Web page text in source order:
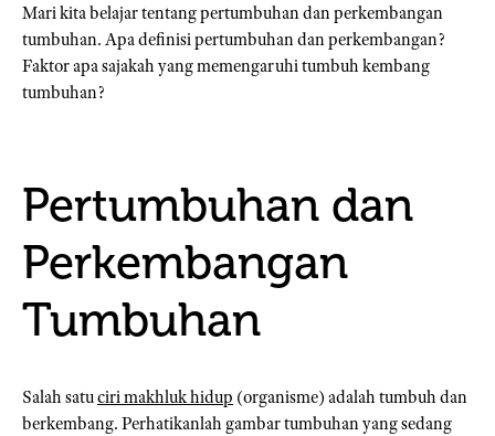
Mari kita belajar tentang pertumbuhan dan perkembangan
tumbuhan. Apa definisi pertumbuhan dan perkembangan?
Faktor apa sajakah yang memengaruhi tumbuh kembang
tumbuhan?
Pertumbuhan dan
Perkembangan
Tumbuhan
Salah satuciri makhluk hidup (organisme) adalah tumbuh dan
berkembang. Perhatikanlah gambar tumbuhan yang sedang